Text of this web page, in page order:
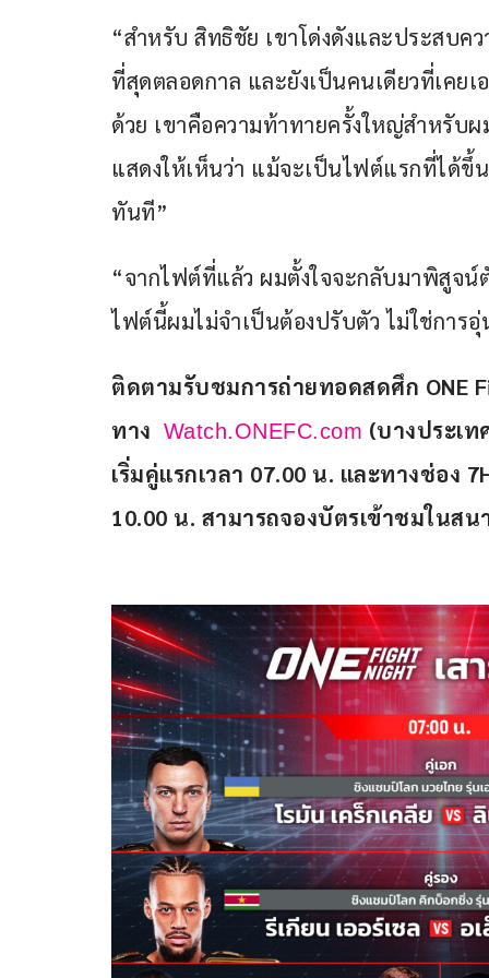
“สำหรับ สิทธิชัย เขาโด่งดังและประสบค
ที่สุดตลอดกาล และยังเป็นคนเดียวที่เคย
ด้วย เขาคือความท้าทายครั้งใหญ่สำหรับ
แสดงให้เห็นว่า แม้จะเป็นไฟต์แรกที่ได้
ทันที”
“จากไฟต์ที่แล้ว ผมตั้งใจจะกลับมาพิสูจ
ไฟต์นี้ผมไม่จำเป็นต้องปรับตัว ไม่ใช่การ
ติดตามรับชมการถ่ายทอดสดศึก ONE
ทาง Watch.ONEFC.com (บางประเ
เริ่มคู่แรกเวลา 07.00 น. และทางช่อ
10.00 น. สามารถจองบัตรเข้าชมในส